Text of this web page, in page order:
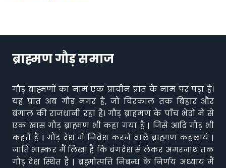
ब्राह्मण गौड़ समाज
गौड़ ब्राह्मणों का नाम एक प्राचीन प्रांत के नाम पर पड़ा है।
यह प्रांत अब गौड़ नगर है, जो चिरकाल तक बिहार और
बंगाल की राजधानी रहा है। गौड़ ब्राहमण के पाँच भेदों में से
एक खास गौड़ ब्राह्मण भी कहा गया है | जिसे आदि गौड़ भी
कहते हैं | गौड़ देश में निवेश करने वाले ब्राह्मण कहलाये |
जाति भास्कर मैं लिखा है कि बंगदेश से लेकर अमरनाथ तक
गौड़ देश स्थित है | ब्रह्मोत्पत्ति निबन्ध के निर्णय अध्याय मैं